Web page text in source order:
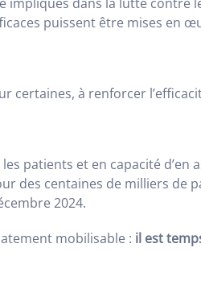
puissent être mises en
à renforcer
patients et en capacité
des centaines de milliers
2024.
mobilisable : il est